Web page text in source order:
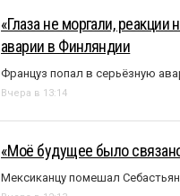
«Глаза не моргали,
аварии в Финляндии
Француз попал в серьёзную
Вчера в 13:14
«Моё будущее было
Мексиканцу помешал